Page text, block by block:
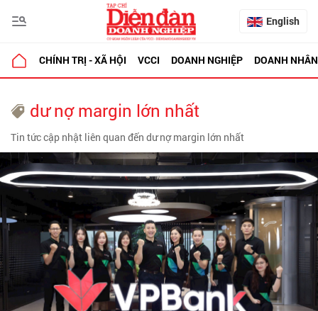
English
CHÍNH TRỊ - XÃ HỘI VCCI DOANH NGHIỆP DOANH NHÂN
dư nợ margin lớn nhất
Tin tức cập nhật liên quan đến dư nợ margin lớn nhất